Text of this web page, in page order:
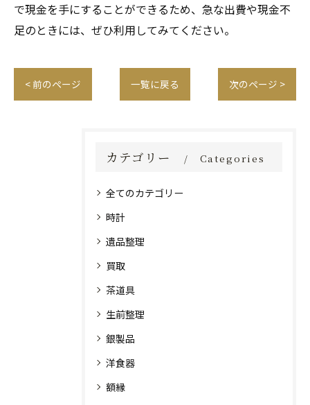
で現金を手にすることができるため、急な出費や現金不
足のときには、ぜひ利用してみてください。
< 前のページ 一覧に戻る 次のページ >
カテゴリー Categories
全てのカテゴリー
時計
遺品整理
買取
茶道具
生前整理
銀製品
洋食器
額縁